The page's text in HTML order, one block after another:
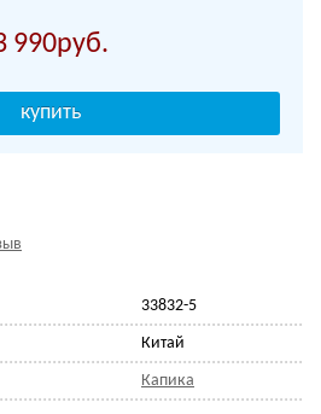
990
33832-5
Китай
Капика